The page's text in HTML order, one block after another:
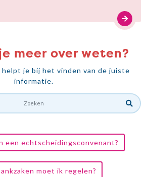
meer over weten?
helpt je bij het vinden van de juiste
informatie.
een echtscheidingsconvenant?
moet ik regelen?